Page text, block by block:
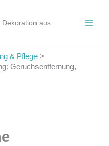
aus
& Pflege
Geruchsentfernung,